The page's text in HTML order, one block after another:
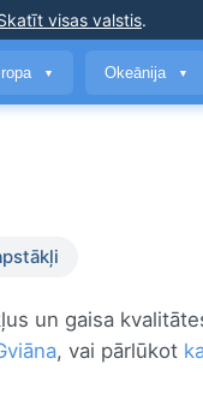
visas valstis.
▼ Okeānija ▼
un gaisa
, vai pārlūkot